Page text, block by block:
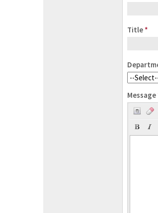
Title *
Message